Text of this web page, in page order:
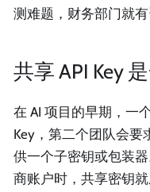
测难题，财务部门就
共享 API Key
在 AI 项目的早期，一
Key，第二个团队会要
供一个子密钥或包装
商账户时，共享密钥